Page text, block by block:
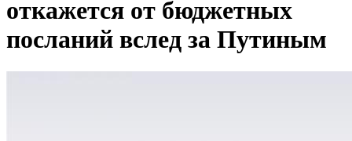
откажется от бюджетных
посланий вслед за Путиным